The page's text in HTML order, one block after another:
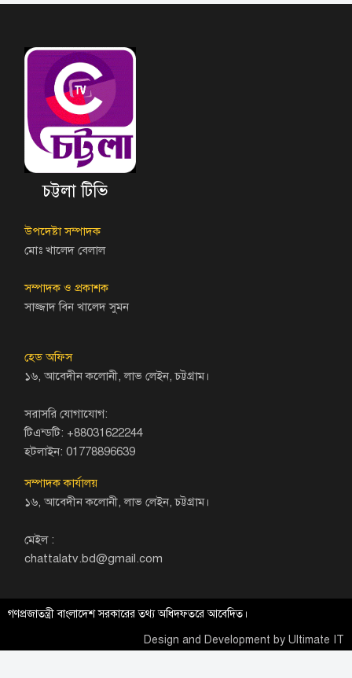
চট্টলা টিভি
উপদেষ্টা সম্পাদক
মোঃ খালেদ বেলাল
সম্পাদক ও প্রকাশক
সাজ্জাদ বিন খালেদ সুমন
হেড অফিস
১৬, আবেদীন কলোনী, লাভ লেইন, চট্টগ্রাম।
সরাসরি যোগাযোগ:
টিএন্ডটি: +88031622244
হটলাইন: 01778896639
সম্পাদক কার্যালয়
১৬, আবেদীন কলোনী, লাভ লেইন, চট্টগ্রাম।
মেইল :
chattalatv.bd@gmail.com
গণপ্রজাতন্ত্রী বাংলাদেশ সরকারের তথ্য অধিদফতরে আবেদিত।
Design and Development by Ultimate IT